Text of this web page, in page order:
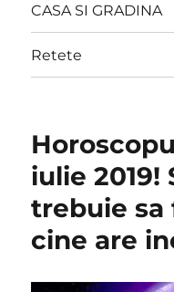
CASA SI GRADINA
Retete
iulie 2019!
trebuie sa
cine are